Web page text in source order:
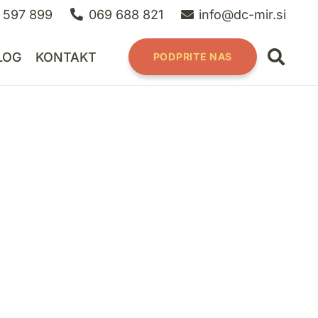
597 899 069 688 821 info@dc-mir.si
KONTAKT PODPRITE NAS